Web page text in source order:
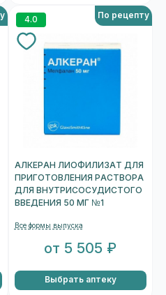
4.0 По рецепту
АЛКЕРАН ЛИОФИЛИЗАТ ДЛЯ
ПРИГОТОВЛЕНИЯ РАСТВОРА
ДЛЯ ВНУТРИСОСУДИСТОГО
ВВЕДЕНИЯ 50 МГ №1
Все формы выпуска
от 5 505 ₽
Выбрать аптеку